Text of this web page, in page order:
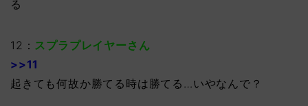
る
12： スプラプレイヤーさん
>>11
起きても何故か勝てる時は勝てる…いやなんで？